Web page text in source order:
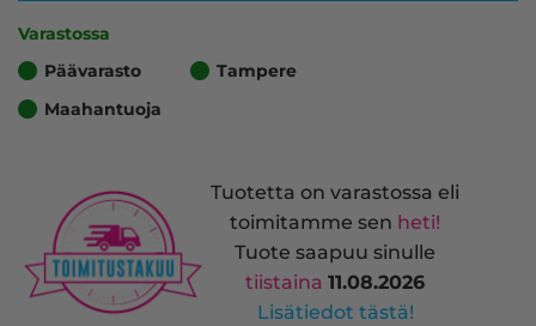
Varastossa
Päävarasto
Tampere
Maahantuoja
Tuotetta on varastossa eli
toimitamme sen heti!
Tuote saapuu sinulle
tiistaina11.08.2026
Lisätiedot tästä!